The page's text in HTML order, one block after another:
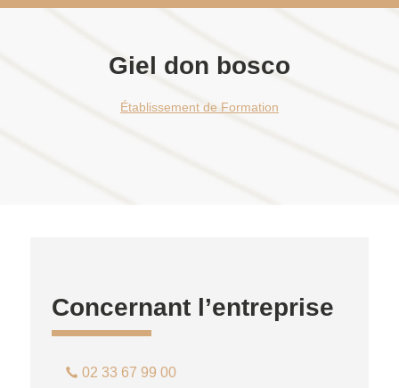
Giel don bosco
Établissement de Formation
Concernant l’entreprise
02 33 67 99 00